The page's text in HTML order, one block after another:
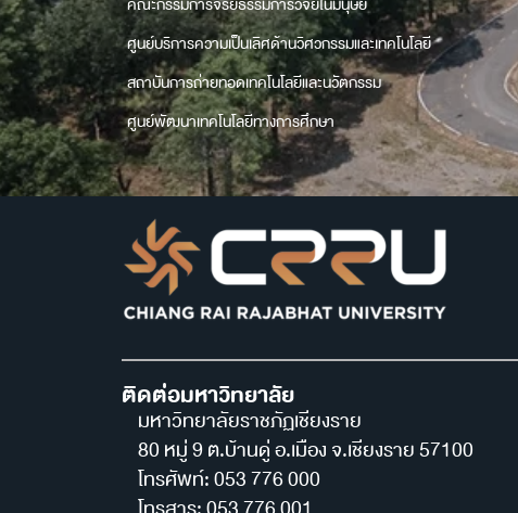
ศูนย์บริการความเป็นเลิศด้านวิศวกรรมและเทคโนโลยี
สถาบันการถ่ายทอดเทคโนโลยีและนวัตกรรม
ศูนย์พัฒนาเทคโนโลยีทางการศึกษา
ติดต่อมหาวิทยาลัย
มหาวิทยาลัยราชภัฏเชียงราย
80 หมู่ 9 ต.บ้านดู่ อ.เมือง จ.เชียงราย 57100
โทรศัพท์: 053 776 000